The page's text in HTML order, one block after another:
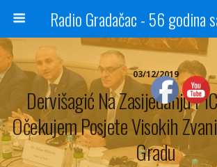
03/12/2019
Dervišagić Na Zasijedanju
Očekujem Posjete Visokih
Gradu